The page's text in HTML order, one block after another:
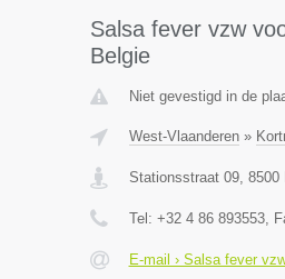
Salsa fever vzw
Belgie
Niet gevestigd in de
West-Vlaanderen»
Stationsstraat 09, 8500
Tel: +32 4 86 893553,
E-mail › Salsa fever